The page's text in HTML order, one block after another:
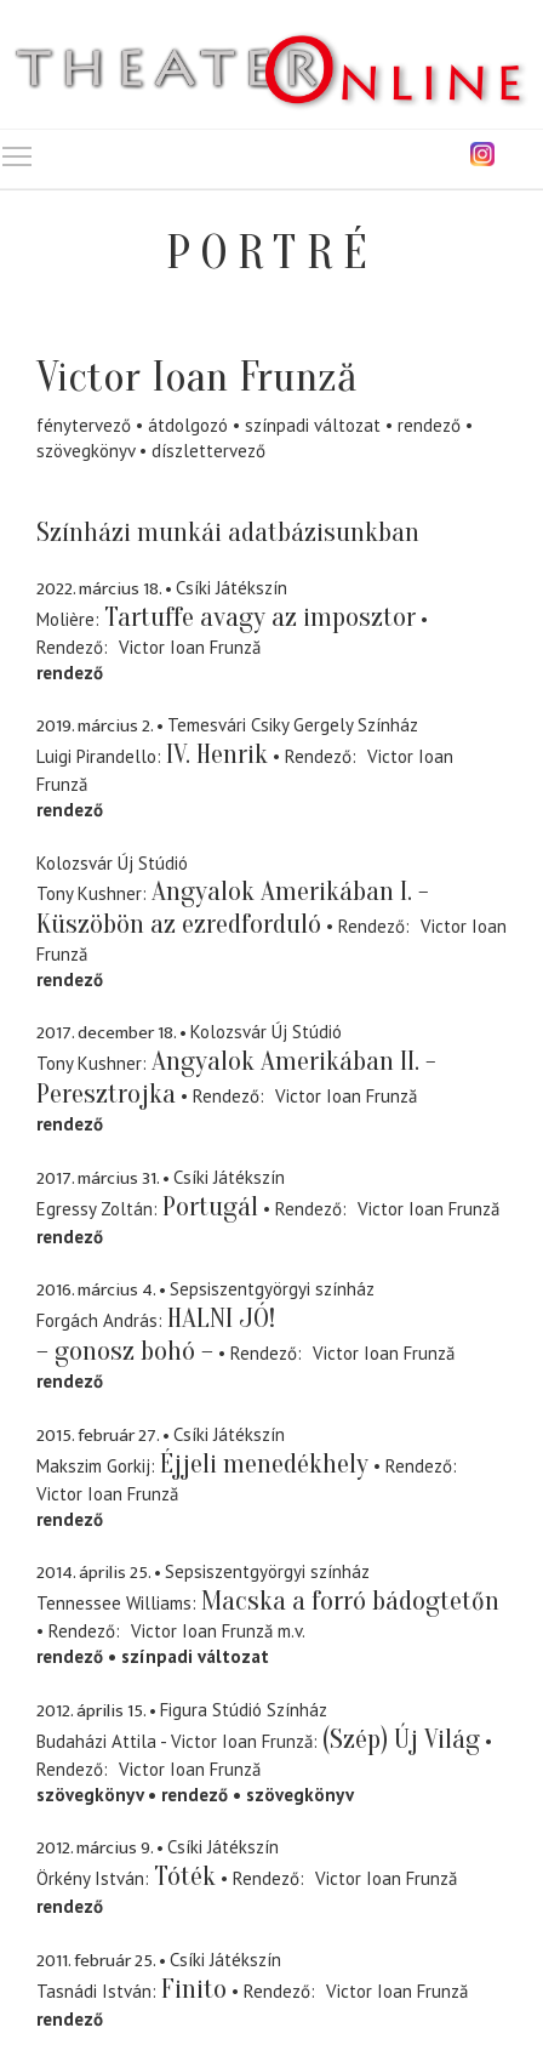
PORTRÉ
Victor Ioan Frunză
fénytervező átdolgozó színpadi változat
rendező
szövegkönyv
díszlettervező
Színházi munkái adatbázisunkban
2022. március 18.
Csíki Játékszín
Molière Tartuffe avagy az imposztor
Rendező
Victor Ioan Frunză
rendező
2019. március 2.
Temesvári Csiky Gergely Színház
Luigi Pirandello IV. Henrik Rendező
Victor Ioan
Frunză
rendező
Kolozsvár Új Stúdió
Tony Kushner Angyalok Amerikában I. -
Küszöbön az ezredforduló
Rendező
Victor Ioan
Frunză
rendező
2017. december 18.
Kolozsvár Új Stúdió
Tony Kushner Angyalok Amerikában II. -
Peresztrojka
Rendező
Victor Ioan Frunză
rendező
2017. március 31.
Csíki Játékszín
Egressy Zoltán Portugál Rendező
Victor Ioan Frunză
rendező
2016. március 4.
Sepsiszentgyörgyi színház
Forgách András HALNI JÓ!
– gonosz bohó –
Rendező
Victor Ioan Frunză
rendező
2015. február 27.
Csíki Játékszín
Makszim Gorkij Éjjeli menedékhely
Rendező
Victor Ioan Frunză
rendező
2014. április 25.
Sepsiszentgyörgyi színház
Tennessee Williams Macska a forró bádogtetőn
Rendező Victor Ioan Frunză m.v.
rendező
színpadi változat
2012. április 15.
Figura Stúdió Színház
Budaházi Attila - Victor Ioan Frunză (Szép) Új Világ
Rendező
Victor Ioan Frunză
szövegkönyv
rendező szövegkönyv
2012. március 9.
Csíki Játékszín
Örkény István Tóték Rendező
Victor Ioan Frunză
rendező
2011. február 25.
Csíki Játékszín
Tasnádi István Finito Rendező
Victor Ioan Frunză
rendező